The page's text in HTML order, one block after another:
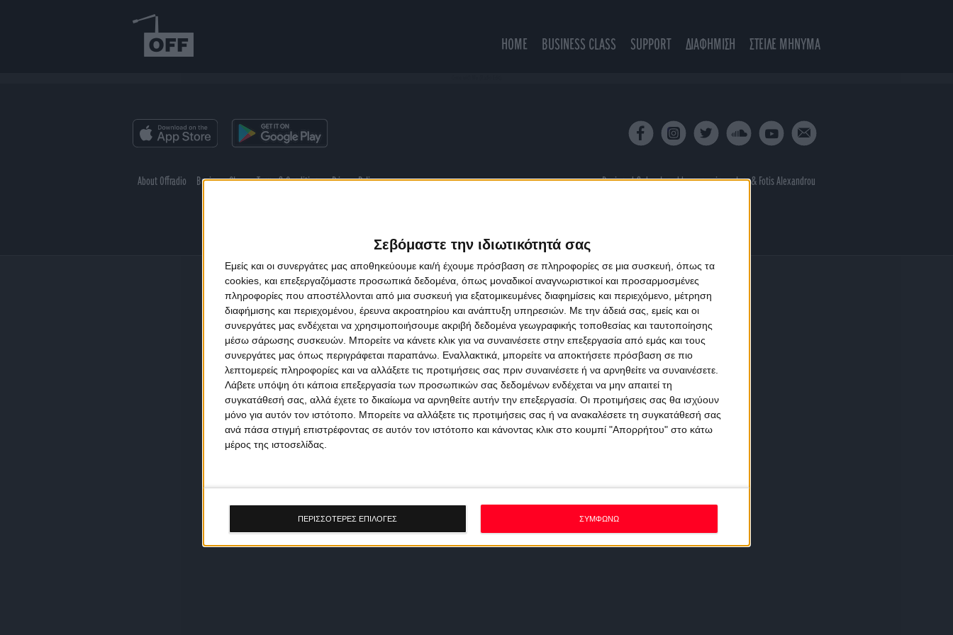
Σεβόμαστε την ιδιωτικότητά σας
Εμείς και οι συνεργάτες μας αποθηκεύουμε και/ή έχουμε πρόσβαση σε πληροφορίες σε μια συσκευή, όπως τα
cookies, και επεξεργαζόμαστε προσωπικά δεδομένα, όπως μοναδικοί αναγνωριστικοί και προσαρμοσμένες
πληροφορίες που αποστέλλονται από μια συσκευή για εξατομικευμένες διαφημίσεις και περιεχόμενο, μέτρηση
διαφήμισης και περιεχομένου, έρευνα ακροατηρίου και ανάπτυξη υπηρεσιών. Με την άδειά σας, εμείς και οι
συνεργάτες μας ενδέχεται να χρησιμοποιήσουμε ακριβή δεδομένα γεωγραφικής τοποθεσίας και ταυτοποίησης
μέσω σάρωσης συσκευών. Μπορείτε να κάνετε κλικ για να συναινέσετε στην επεξεργασία από εμάς και τους
συνεργάτες μας όπως περιγράφεται παραπάνω. Εναλλακτικά, μπορείτε να αποκτήσετε πρόσβαση σε πιο
λεπτομερείς πληροφορίες και να αλλάξετε τις προτιμήσεις σας πριν συναινέσετε ή να αρνηθείτε να συναινέσετε.
Λάβετε υπόψη ότι κάποια επεξεργασία των προσωπικών σας δεδομένων ενδέχεται να μην απαιτεί τη
συγκατάθεσή σας, αλλά έχετε το δικαίωμα να αρνηθείτε αυτήν την επεξεργασία. Οι προτιμήσεις σας θα ισχύουν
μόνο για αυτόν τον ιστότοπο. Μπορείτε να αλλάξετε τις προτιμήσεις σας ή να ανακαλέσετε τη συγκατάθεσή σας
ανά πάσα στιγμή επιστρέφοντας σε αυτόν τον ιστότοπο και κάνοντας κλικ στο κουμπί "Απορρήτου" στο κάτω
μέρος της ιστοσελίδας.
ΠΕΡΙΣΣΟΤΕΡΕΣ ΕΠΙΛΟΓΕΣ ΣΥΜΦΩΝΩ
HOME BUSINESS CLASS SUPPORT ΔΙΑΦΗΜΙΣΗ ΣΤΕΙΛΕ ΜΗΝΥΜΑ
About Offradio Business Class Terms & Conditions Privacy Policy Designed & developed byporcupine colors& Fotis Alexandrou